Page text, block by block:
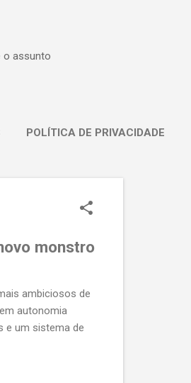
o assunto
POLÍTICA DE PRIVACIDADE
monstro
ambiciosos de
autonomia
e um sistema de